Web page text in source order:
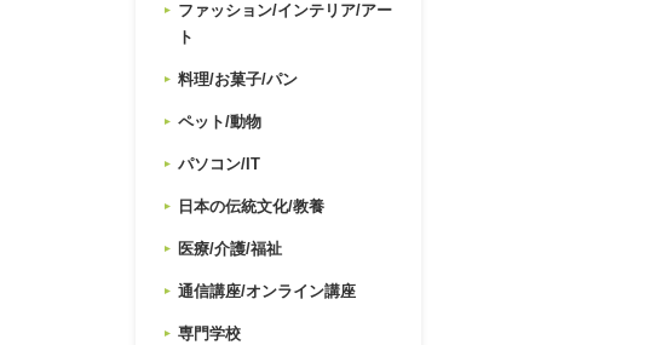
ファッション/インテリア/アー
ト
料理/お菓子/パン
ペット/動物
パソコン/IT
日本の伝統文化/教養
医療/介護/福祉
通信講座/オンライン講座
専門学校